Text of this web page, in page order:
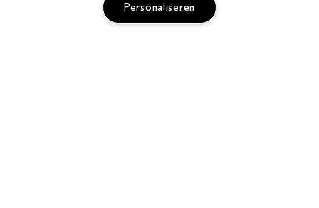
BEL +31208088537
Personaliseren